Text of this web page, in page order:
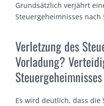
Grundsätzlich verjährt
Steuergeheimnisses nach
Verletzung des
Vorladung?
Steuergeheimnisses
Es wird deutlich, dass die